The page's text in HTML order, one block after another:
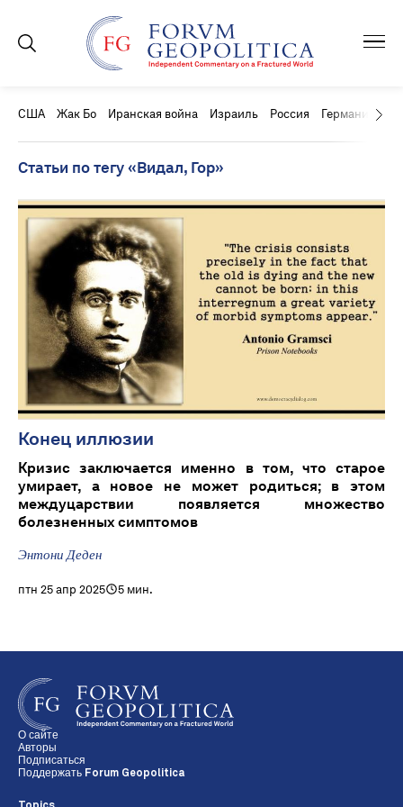
США Жак Бо Иранская война Израиль Россия Германия
Статьи по тегу «Видал, Гор»
Конец иллюзии
Кризис заключается именно в том, что старое
умирает, а новое не может родиться; в этом
междуцарствии появляется множество
болезненных симптомов
Энтони Деден
птн 25 апр 2025 5 мин.
О сайте
Авторы
Подписаться
Поддержать Forum Geopolitica